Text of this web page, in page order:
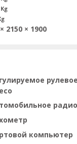
2150 × 1900
компьютер